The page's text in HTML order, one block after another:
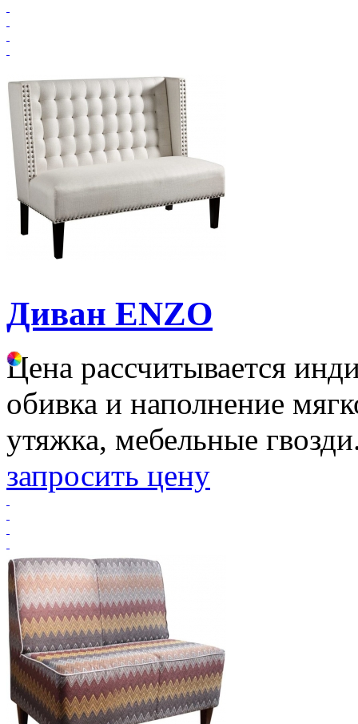
Диван ENZO
Цена рассчитывается
обивка и наполнение
утяжка, мебельные
запросить цену